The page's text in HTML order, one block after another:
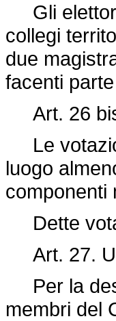
Gli elettori
collegi
due
facenti
Art. 26
Le
luogo
componenti
Dette
Art. 27.
Per la
membri del